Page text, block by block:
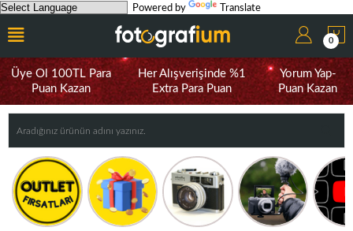
Powered by Translate
0
Üye Ol 100TL Para
Puan Kazan
Her Alışverişinde %1
Extra Para Puan
Yorum Yap-
Puan Kazan